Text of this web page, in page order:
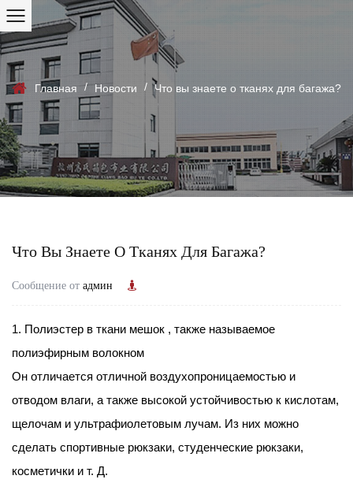
Главная / Новости / Что вы знаете о тканях для багажа?
Что Вы Знаете О Тканях Для Багажа?
Сообщение от админ
1. Полиэстер в ткани мешок , также называемое
полиэфирным волокном
Он отличается отличной воздухопроницаемостью и
отводом влаги, а также высокой устойчивостью к кислотам,
щелочам и ультрафиолетовым лучам. Из них можно
сделать спортивные рюкзаки, студенческие рюкзаки,
косметички и т. Д.